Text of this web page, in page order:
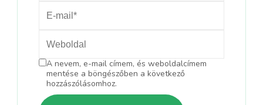
A nevem, e-mail címem, és weboldalcímem
mentése a böngészőben a következő
hozzászólásomhoz.